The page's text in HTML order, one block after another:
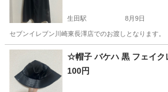
生田駅 8月9日
セブンイレブン川崎東長澤店でのお渡しとなります。
神奈川 川崎市 生田駅 スカート ロ
☆帽子 バケハ 黒 フェイク
100円